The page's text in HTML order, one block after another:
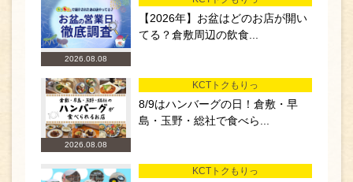
2026.08.08
【2026年】お盆はどのお店が開い
てる？倉敷周辺の飲食...
2026.08.08
KCTトクもりっ
8/9はハンバーグの日！倉敷・早
島・玉野・総社で食べら...
KCTトクもりっ